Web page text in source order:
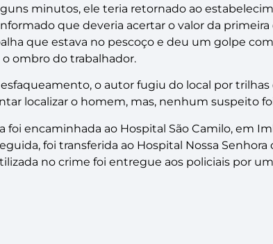
minutos, ele teria retornado ao
que deveria acertar o valor da
que estava no pescoço e deu um golpe
ombro do trabalhador.
o autor fugiu do local por trilhas
localizar o homem, mas, nenhum suspeito
foi encaminhada ao Hospital São Camilo, em
foi transferida ao Hospital Nossa Senhora
no crime foi entregue aos policiais por